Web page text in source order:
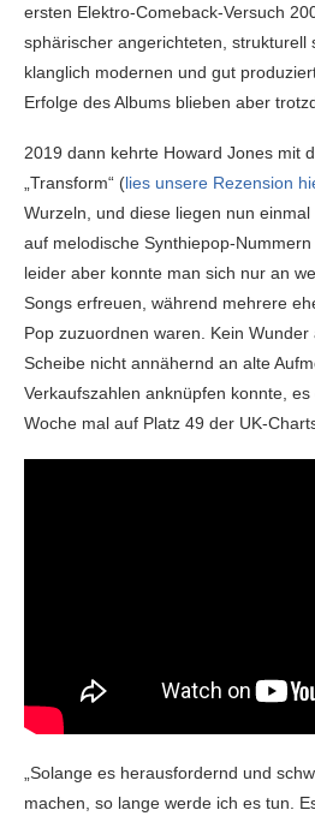
ersten Elektro-Comeback-Versuch
sphärischer angerichteten, strukturell
klanglich modernen und gut
Erfolge des Albums blieben aber
2019 dann kehrte Howard Jones mit
„Transform“ (lies unsere Rezension
Wurzeln, und diese liegen nun
auf melodische Synthiepop-
leider aber konnte man sich nur an
Songs erfreuen, während mehrere
Pop zuzuordnen waren. Kein
Scheibe nicht annähernd an alte
Verkaufszahlen anknüpfen konnte,
Woche mal auf Platz 49 der UK-
„Solange es herausfordernd und
machen, so lange werde ich es tun.